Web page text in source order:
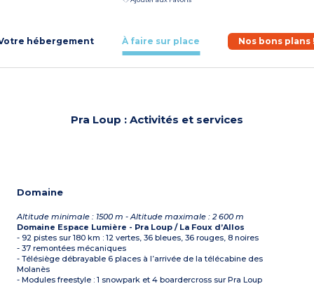
hébergement À faire sur place Nos bons plans
Pra Loup : Activités et services
Domaine
Altitude minimale : 1500 m - Altitude maximale : 2 600 m
Domaine Espace Lumière - Pra Loup / La Foux d’Allos
- 92 pistes sur 180 km : 12 vertes, 36 bleues, 36 rouges, 8 noires
- 37 remontées mécaniques
- Télésiège débrayable 6 places à l’arrivée de la télécabine des
Molanès
- Modules freestyle : 1 snowpark et 4 boardercross sur Pra Loup